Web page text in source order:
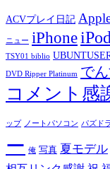
ACVプレイ日記
ニュー iPhone
TSY01 biblio
DVD Ripper Platinum で
コメント感
ップ ノートパソコン パズドラ
ー 俺 写真 夏モデル